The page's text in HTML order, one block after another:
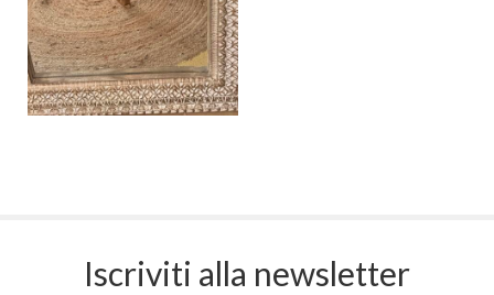
Iscriviti alla newsletter